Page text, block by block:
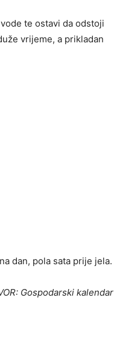
te ostavi da odstoji
vrijeme, a prikladan
dan, pola sata prije jela.
Gospodarski kalendar